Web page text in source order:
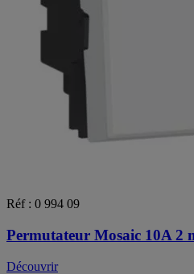
Réf : 0 994 09
Permutateur Mosaic 10A 2
Découvrir